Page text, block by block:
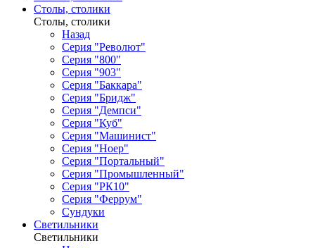
Столы, столики
Столы, столики
Назад
Серия "Револют"
Серия "800"
Серия "903"
Серия "Баккара"
Серия "Бридж"
Серия "Демпси"
Серия "Куб"
Серия "Машинист"
Серия "Ноер"
Серия "Портальный"
Серия "Промышленный"
Серия "РК10"
Серия "Феррум"
Сундуки
Светильники
Светильники